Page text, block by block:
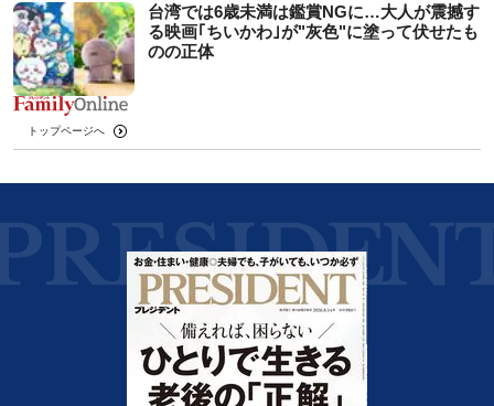
台湾では6歳未満は鑑賞NGに…大人が震撼す
る映画｢ちいかわ｣が"灰色"に塗って伏せたも
のの正体
トップページへ